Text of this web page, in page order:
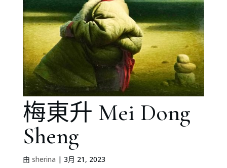
梅東升 Mei Dong
Sheng
由 sherina | 3月 21, 2023